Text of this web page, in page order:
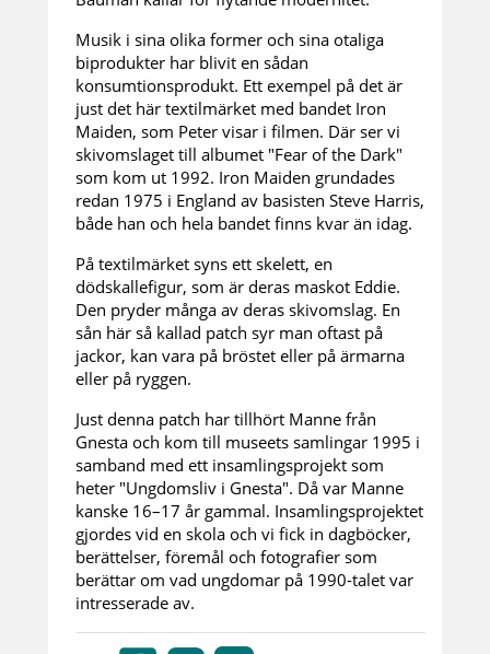
Musik i sina olika former och sina otaliga
biprodukter har blivit en sådan
konsumtionsprodukt. Ett exempel på det är
just det här textilmärket med bandet Iron
Maiden, som Peter visar i filmen. Där ser vi
skivomslaget till albumet "Fear of the Dark"
som kom ut 1992. Iron Maiden grundades
redan 1975 i England av basisten Steve Harris,
både han och hela bandet finns kvar än idag.
På textilmärket syns ett skelett, en
dödskallefigur, som är deras maskot Eddie.
Den pryder många av deras skivomslag. En
sån här så kallad patch syr man oftast på
jackor, kan vara på bröstet eller på ärmarna
eller på ryggen.
Just denna patch har tillhört Manne från
Gnesta och kom till museets samlingar 1995 i
samband med ett insamlingsprojekt som
heter "Ungdomsliv i Gnesta". Då var Manne
kanske 16–17 år gammal. Insamlingsprojektet
gjordes vid en skola och vi fick in dagböcker,
berättelser, föremål och fotografier som
berättar om vad ungdomar på 1990-talet var
intresserade av.